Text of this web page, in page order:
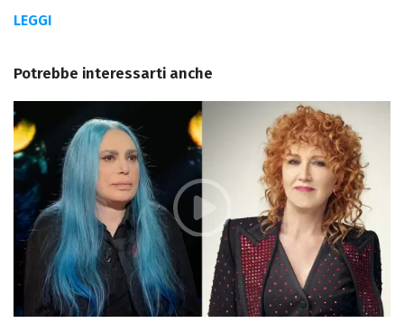
LEGGI
Potrebbe interessarti anche